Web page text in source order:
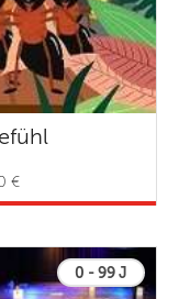
€
0 - 99 J